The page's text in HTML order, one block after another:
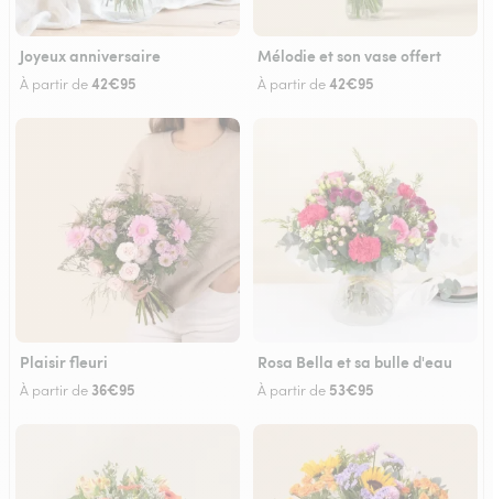
Joyeux anniversaire
À partir de42€95
Mélodie et son vase offert
À partir de42€95
Plaisir fleuri
À partir de 36€95
Rosa Bella et sa bulle d'eau
À partir de 53€95